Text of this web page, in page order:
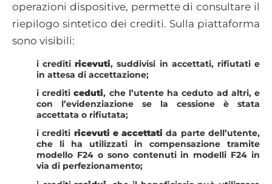
operazioni dispositive, permette di consultare il
riepilogo sintetico dei crediti. Sulla piattaforma
sono visibili:
i creditiricevuti, suddivisi in accettati, rifiutati e
in attesa di accettazione;
i crediticeduti, che l’utente ha ceduto ad altri, e
con l’evidenziazione se la cessione è stata
accettata o rifiutata;
i crediti ricevuti e accettatida parte dell’utente,
che li ha utilizzati in compensazione tramite
modello F24 o sono contenuti in modelli F24 in
via di perfezionamento;